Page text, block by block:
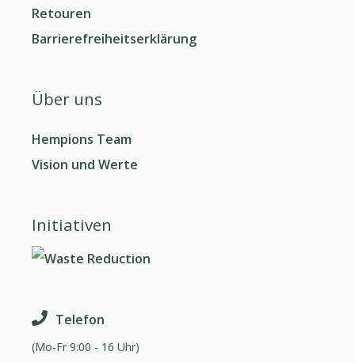
Retouren
Barrierefreiheitserklärung
Über uns
Hempions Team
Vision und Werte
Initiativen
Telefon
(Mo-Fr 9:00 - 16 Uhr)